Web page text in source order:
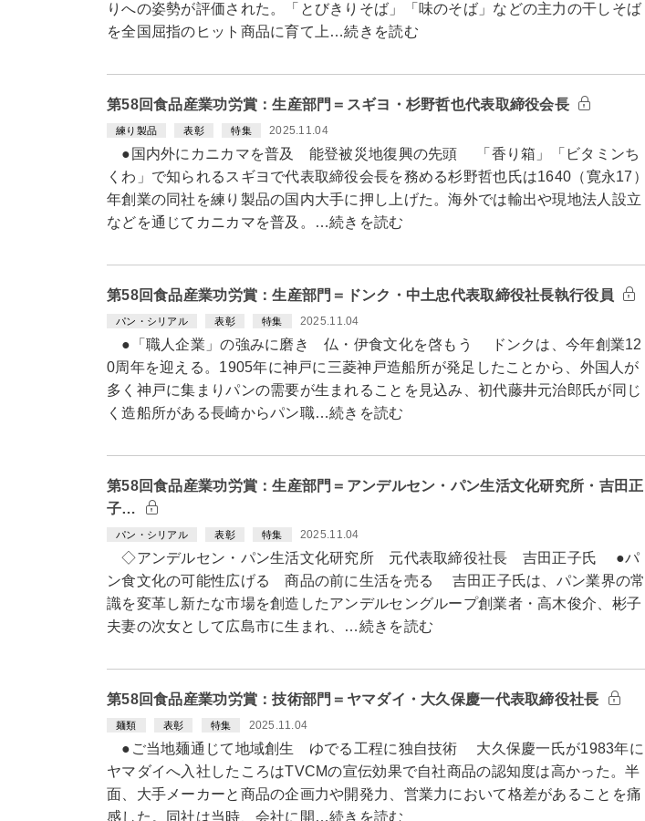
りへの姿勢が評価された。「とびきりそば」「味のそば」などの主力の干しそば
を全国屈指のヒット商品に育て上…続きを読む
第58回食品産業功労賞：生産部門＝スギヨ・杉野哲也代表取締役会長
練り製品 表彰 特集 2025.11.04
●国内外にカニカマを普及 能登被災地復興の先頭 「香り箱」「ビタミンち
くわ」で知られるスギヨで代表取締役会長を務める杉野哲也氏は1640（寛永17）
年創業の同社を練り製品の国内大手に押し上げた。海外では輸出や現地法人設立
などを通じてカニカマを普及。…続きを読む
第58回食品産業功労賞：生産部門＝ドンク・中土忠代表取締役社長執行役員
パン・シリアル 表彰 特集 2025.11.04
●「職人企業」の強みに磨き 仏・伊食文化を啓もう ドンクは、今年創業12
0周年を迎える。1905年に神戸に三菱神戸造船所が発足したことから、外国人が
多く神戸に集まりパンの需要が生まれることを見込み、初代藤井元治郎氏が同じ
く造船所がある長崎からパン職…続きを読む
第58回食品産業功労賞：生産部門＝アンデルセン・パン生活文化研究所・吉田正
子…
パン・シリアル 表彰 特集 2025.11.04
◇アンデルセン・パン生活文化研究所 元代表取締役社長 吉田正子氏 ●パ
ン食文化の可能性広げる 商品の前に生活を売る 吉田正子氏は、パン業界の常
識を変革し新たな市場を創造したアンデルセングループ創業者・高木俊介、彬子
夫妻の次女として広島市に生まれ、…続きを読む
第58回食品産業功労賞：技術部門＝ヤマダイ・大久保慶一代表取締役社長
麺類 表彰 特集 2025.11.04
●ご当地麺通じて地域創生 ゆでる工程に独自技術 大久保慶一氏が1983年に
ヤマダイへ入社したころはTVCMの宣伝効果で自社商品の認知度は高かった。半
面、大手メーカーと商品の企画力や開発力、営業力において格差があることを痛
感した。同社は当時、会社に開…続きを読む